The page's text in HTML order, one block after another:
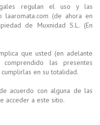
regulan el uso y las
laaromata.com (de ahora en
de Muxnidad S.L. (En
que usted (en adelante
las presentes
en su totalidad.
acuerdo con alguna de las
acceder a este sitio.